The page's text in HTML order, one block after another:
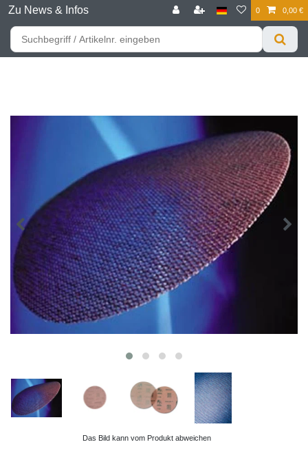
Zu News & Infos 0 0,00 €
Für bessere Preise HIER registrieren!
Das Bild kann vom Produkt abweichen